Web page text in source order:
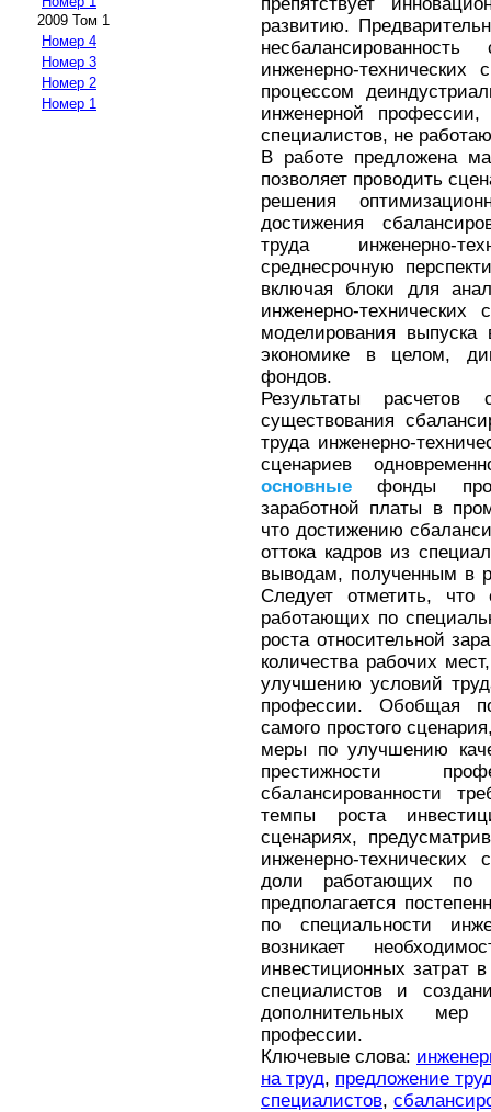
2009 Том 1
Номер 4
Номер 3
Номер 2
Номер 1
развитию.
инженерно-
процессом
инженерной
специалистов, не
В работе предложена
позволяет проводить
решения
достижения
труда инженерно-
среднесрочную
включая блоки для
инженерно-
моделирования выпуска
экономике в целом,
фондов.
Результаты расчетов
существования
труда инженерно-
сценариев
основные фонды
заработной платы в
что достижению
оттока кадров из
выводам, полученным в
Следует отметить, что
работающих по
роста относительной
количества рабочих
улучшению условий
профессии. Обобщая
самого простого
меры по улучшению
престижности
сбалансированности
темпы роста
сценариях,
инженерно-технических
доли работающих по
предполагается
по специальности
возникает
инвестиционных затрат
специалистов и
дополнительных
профессии.
Ключевые слова:
на труд, предложение
специалистов,